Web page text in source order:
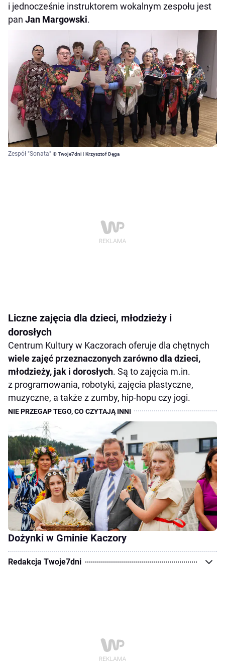
i jednocześnie instruktorem wokalnym zespołu jest
pan Jan Margowski.
Zespół "Sonata" © Twoje7dni | Krzysztof Dęga
Liczne zajęcia dla dzieci, młodzieży i
dorosłych
Centrum Kultury w Kaczorach oferuje dla chętnych
wiele zajęć przeznaczonych zarówno dla dzieci,
młodzieży, jak i dorosłych. Są to zajęcia m.in.
z programowania, robotyki, zajęcia plastyczne,
muzyczne, a także z zumby, hip-hopu czy jogi.
Dożynki w Gminie Kaczory
Redakcja Twoje7dni